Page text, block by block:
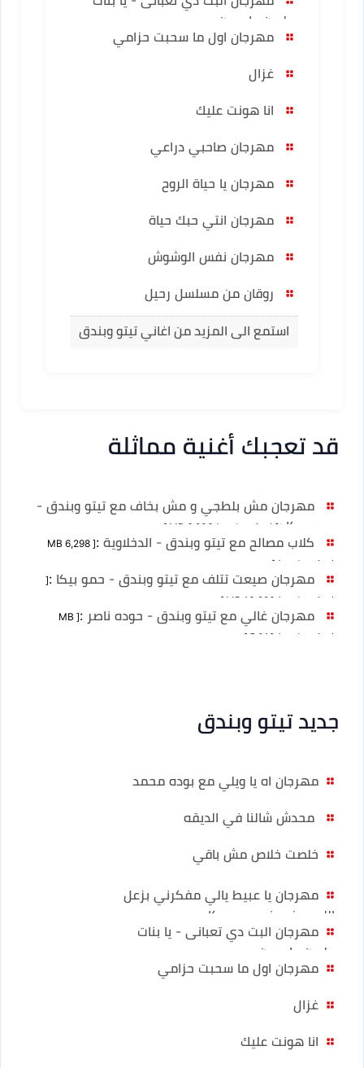
حلوين طعمين
مهرجان اول ما سحبت حزامي
غزال
انا هونت عليك
مهرجان صاحبي دراعي
مهرجان يا حياة الروح
مهرجان انتي حبك حياة
مهرجان نفس الوشوش
روقان من مسلسل رحيل
استمع الى المزيد من اغاني تيتو وبندق
قد تعجبك أغنية مماثلة
مهرجان مش بلطجي و مش بخاف مع تيتو وبندق -
حمو بيكا :
[ MB 6,906 (no duration) ]
كلاب مصالح مع تيتو وبندق - الدخلاوية :
[ MB 6,298
(no duration) ]
مهرجان صيعت تتلف مع تيتو وبندق - حمو بيكا :
[
MB 13,826 (no duration) ]
مهرجان غالي مع تيتو وبندق - حوده ناصر :
[ MB
5,019 (no duration) ]
جديد تيتو وبندق
مهرجان اه يا ويلي مع بوده محمد
محدش شالنا في الديقه
خلصت خلاص مش باقي
مهرجان يا عبيط يالي مفكرني بزعل
اللي بيخسرني حموبيكا
مهرجان البت دي تعبانى - يا بنات
حلوين طعمين
مهرجان اول ما سحبت حزامي
غزال
انا هونت عليك